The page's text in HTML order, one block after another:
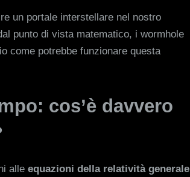
un portale interstellare nel nostro
punto di vista matematico, i wormhole
come potrebbe funzionare questa
cos’è davvero
alle equazioni della relatività generale